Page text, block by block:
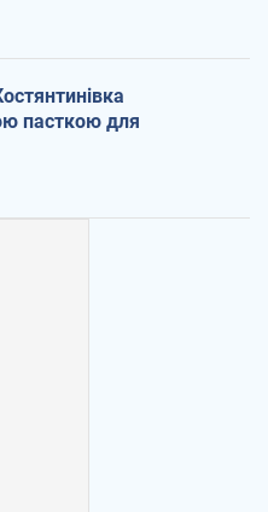
пасткою для